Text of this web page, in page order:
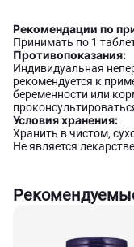
Рекомендации по
Принимать по 1
Противопоказания:
Индивидуальная
рекомендуется к
беременности или
Условия хранения:
Хранить в чистом,
Не является